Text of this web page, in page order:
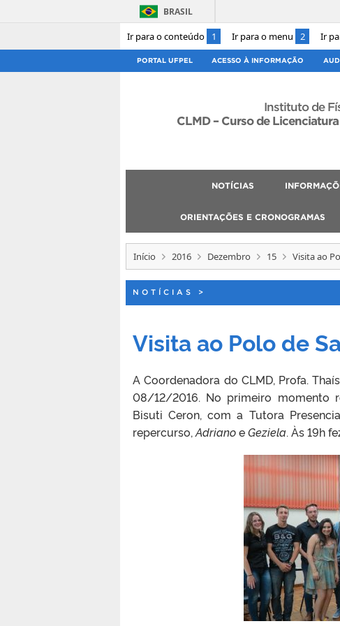
Ir para o conteúdo 1 Ir para o menu 2 Ir
BRASIL
PORTAL UFPEL ACESSO À INFORMAÇÃO
Instituto de
CLMD – Curso de
NOTÍCIAS
ORIENTAÇÕES E CRONOGRAMAS
Início 2016 Dezembro 15 Visita ao
NOTÍCIAS >
Visita ao Polo de
A Coordenadora do CLMD, Profa.
08/12/2016. No primeiro momento
Bisuti Ceron, com a Tutora
repercurso, AdrianoeGeziela. Às 19h